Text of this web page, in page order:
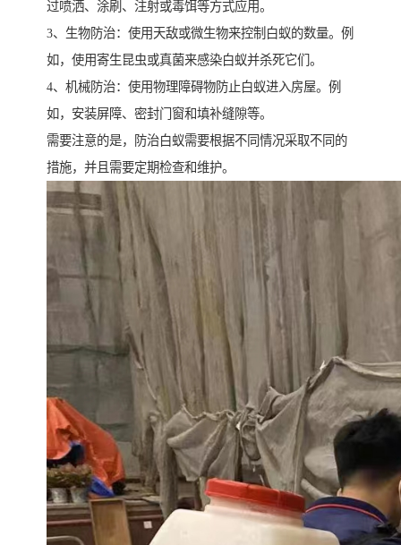
过喷洒、涂刷、注射或毒饵等方式应用。
3、生物防治：使用天敌或微生物来控制白蚁的数量。例
如，使用寄生昆虫或真菌来感染白蚁并杀死它们。
4、机械防治：使用物理障碍物防止白蚁进入房屋。例
如，安装屏障、密封门窗和填补缝隙等。
需要注意的是，防治白蚁需要根据不同情况采取不同的
措施，并且需要定期检查和维护。